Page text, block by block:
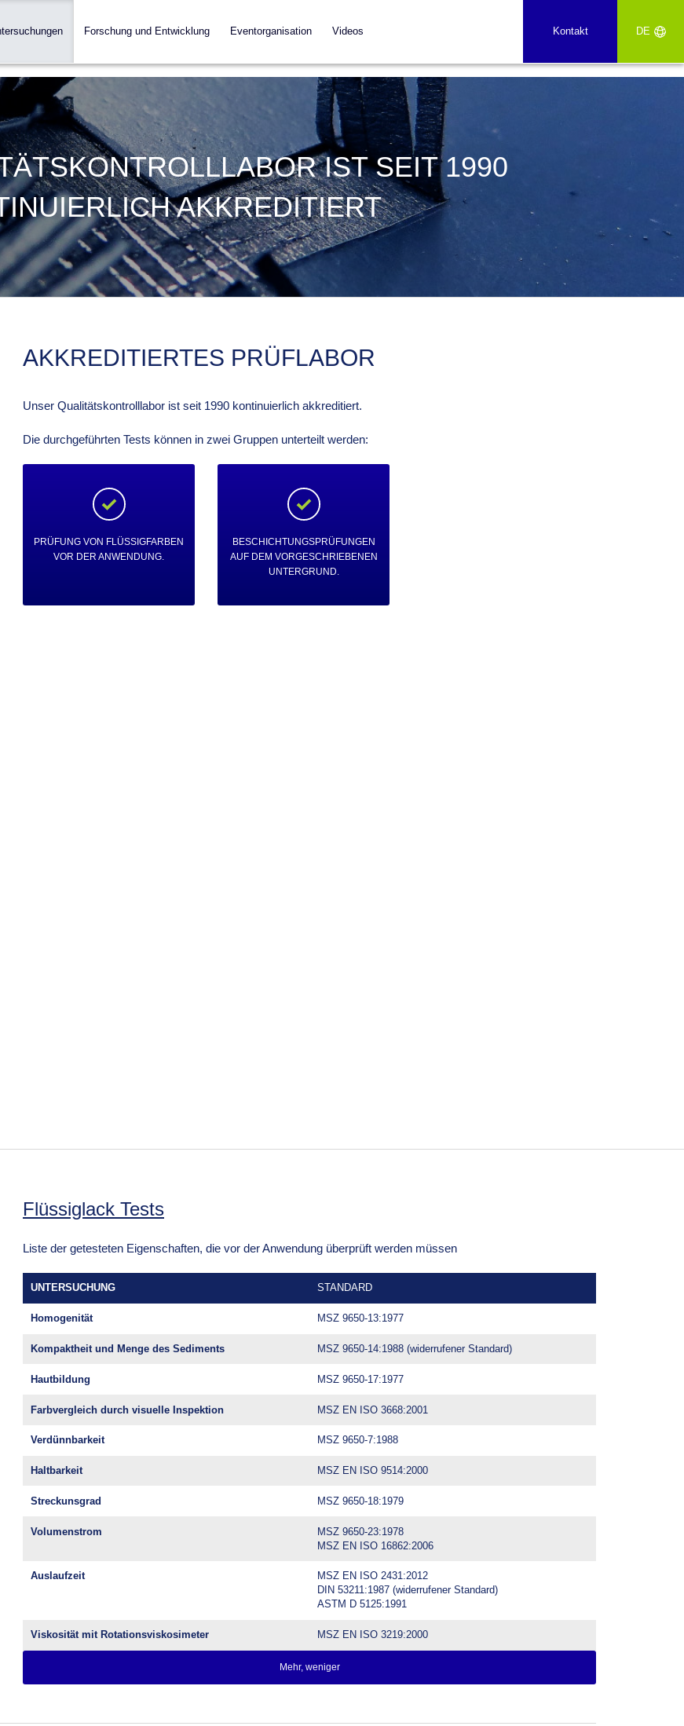
Forschung und Entwicklung Eventorganisation Videos DE
Kontakt
IST SEIT 1990
AKKREDITIERT
AKKREDITIERTES PRÜFLABOR
Unser Qualitätskontrolllabor ist seit 1990 kontinuierlich akkreditiert.
Die durchgeführten Tests können in zwei Gruppen unterteilt werden:
PRÜFUNG VON FLÜSSIGFARBEN
VOR DER ANWENDUNG.
BESCHICHTUNGSPRÜFUNGEN
AUF DEM VORGESCHRIEBENEN
UNTERGRUND.
Flüssiglack Tests
Liste der getesteten Eigenschaften, die vor der Anwendung überprüft werden müssen
UNTERSUCHUNG STANDARD
Homogenität MSZ 9650-13:1977
Kompaktheit und Menge des Sediments MSZ 9650-14:1988 (widerrufener Standard)
Hautbildung MSZ 9650-17:1977
Farbvergleich durch visuelle Inspektion MSZ EN ISO 3668:2001
Verdünnbarkeit MSZ 9650-7:1988
Haltbarkeit MSZ EN ISO 9514:2000
Streckunsgrad MSZ 9650-18:1979
Volumenstrom
MSZ 9650-23:1978
MSZ EN ISO 16862:2006
Auslaufzeit
MSZ EN ISO 2431:2012
DIN 53211:1987 (widerrufener Standard)
ASTM D 5125:1991
Viskosität mit Rotationsviskosimeter MSZ EN ISO 3219:2000
Mehr, weniger